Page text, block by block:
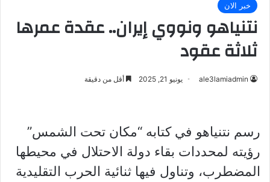
خبر الان
نتنياهو ونووي إيران.. عقدة عمرها
ثلاثة عقود
ale3lamiadmin يونيو 21, 2025 أقل من دقيقة
رسم نتنياهو في كتابه “مكان تحت الشمس”
رؤيته لمحددات بقاء دولة الاحتلال في محيطها
المضطرب، وتناول فيها ثنائية الحرب التقليدية